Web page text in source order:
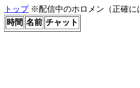
トップ※配信中のホロメン（正確に
時間 名前 チャット